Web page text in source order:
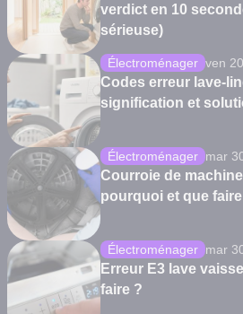
verdict en 10
sérieuse)
Électroménager ven
Codes erreur lave-
signification et
Électroménager mar
Courroie de
pourquoi et que
Électroménager mar
Erreur E3 lave
faire ?